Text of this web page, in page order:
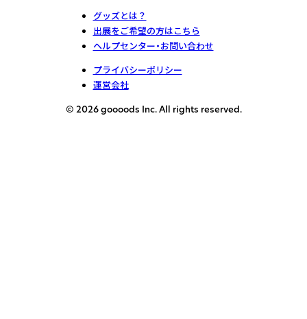
グッズとは？
出展をご希望の方はこちら
ヘルプセンター・お問い合わせ
プライバシーポリシー
運営会社
© 2026 goooods Inc. All rights reserved.